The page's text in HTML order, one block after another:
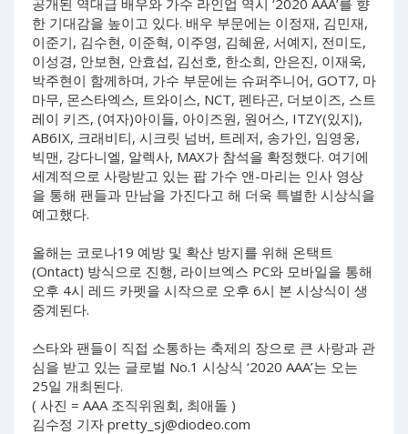
한 기대감을 높이고 있다. 배우 부문에는 이정재, 김민재,
이준기, 김수현, 이준혁, 이주영, 김혜윤, 서예지, 전미도,
이성경, 안보현, 안효섭, 김선호, 한소희, 안은진, 이재욱,
박주현이 함께하며, 가수 부문에는 슈퍼주니어, GOT7, 마
마무, 몬스타엑스, 트와이스, NCT, 펜타곤, 더보이즈, 스트
레이 키즈, (여자)아이들, 아이즈원, 원어스, ITZY(있지),
AB6IX, 크래비티, 시크릿 넘버, 트레저, 송가인, 임영웅,
빅맨, 강다니엘, 알렉사, MAX가 참석을 확정했다. 여기에
세계적으로 사랑받고 있는 팝 가수 앤-마리는 인사 영상
을 통해 팬들과 만남을 가진다고 해 더욱 특별한 시상식을
예고했다.
올해는 코로나19 예방 및 확산 방지를 위해 온택트
(Ontact) 방식으로 진행, 라이브엑스 PC와 모바일을 통해
오후 4시 레드 카펫을 시작으로 오후 6시 본 시상식이 생
중계된다.
스타와 팬들이 직접 소통하는 축제의 장으로 큰 사랑과 관
심을 받고 있는 글로벌 No.1 시상식 ‘2020 AAA’는 오는
25일 개최된다.
( 사진 = AAA 조직위원회, 최애돌 )
김수정 기자 pretty_sj@diodeo.com